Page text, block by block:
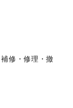
修・修理・撤